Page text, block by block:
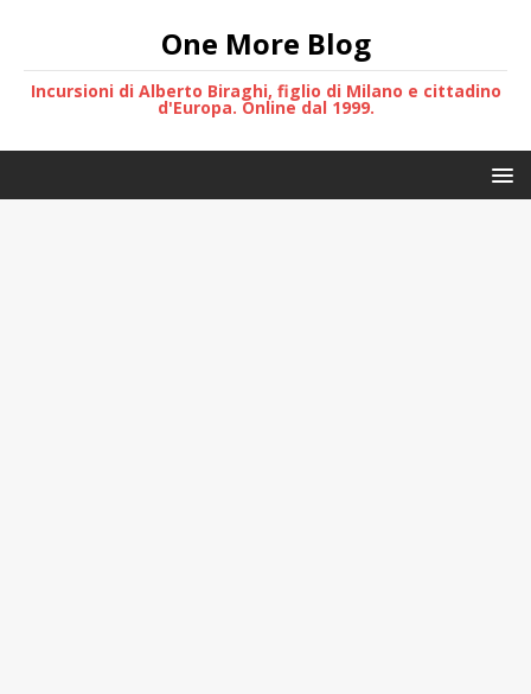
One More Blog
Incursioni di Alberto Biraghi, figlio di Milano e cittadino
d'Europa. Online dal 1999.